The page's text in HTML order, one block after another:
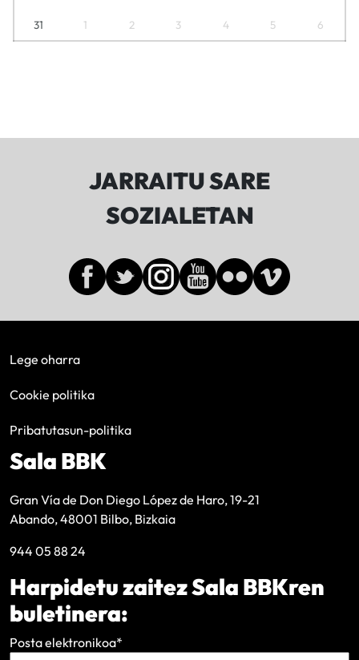
31 1 2 3 4 5 6
JARRAITU SARE
SOZIALETAN
Lege oharra
Cookie politika
Pribatutasun-politika
Sala BBK
Gran Vía de Don Diego López de Haro, 19-21
Abando, 48001 Bilbo, Bizkaia
944 05 88 24
Harpidetu zaitez Sala BBKren
buletinera:
Posta elektronikoa*